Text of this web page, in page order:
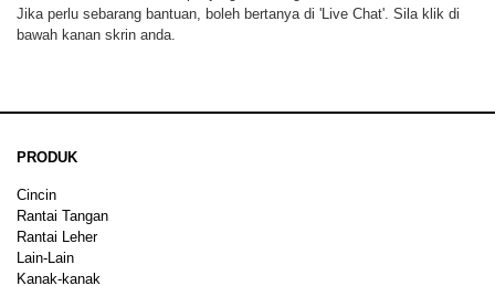
Jika perlu sebarang bantuan, boleh bertanya di 'Live Chat'. Sila klik di
bawah kanan skrin anda.
PRODUK
Cincin
Rantai Tangan
Rantai Leher
Lain-Lain
Kanak-kanak